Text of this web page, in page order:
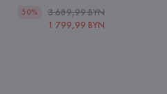
50%
3 689,99 BYN
1 799,99 BYN